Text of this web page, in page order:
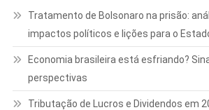
Tratamento de Bolsonaro na prisão:
impactos políticos e lições para o
Economia brasileira está esfriando?
perspectivas
Tributação de Lucros e Dividendos em